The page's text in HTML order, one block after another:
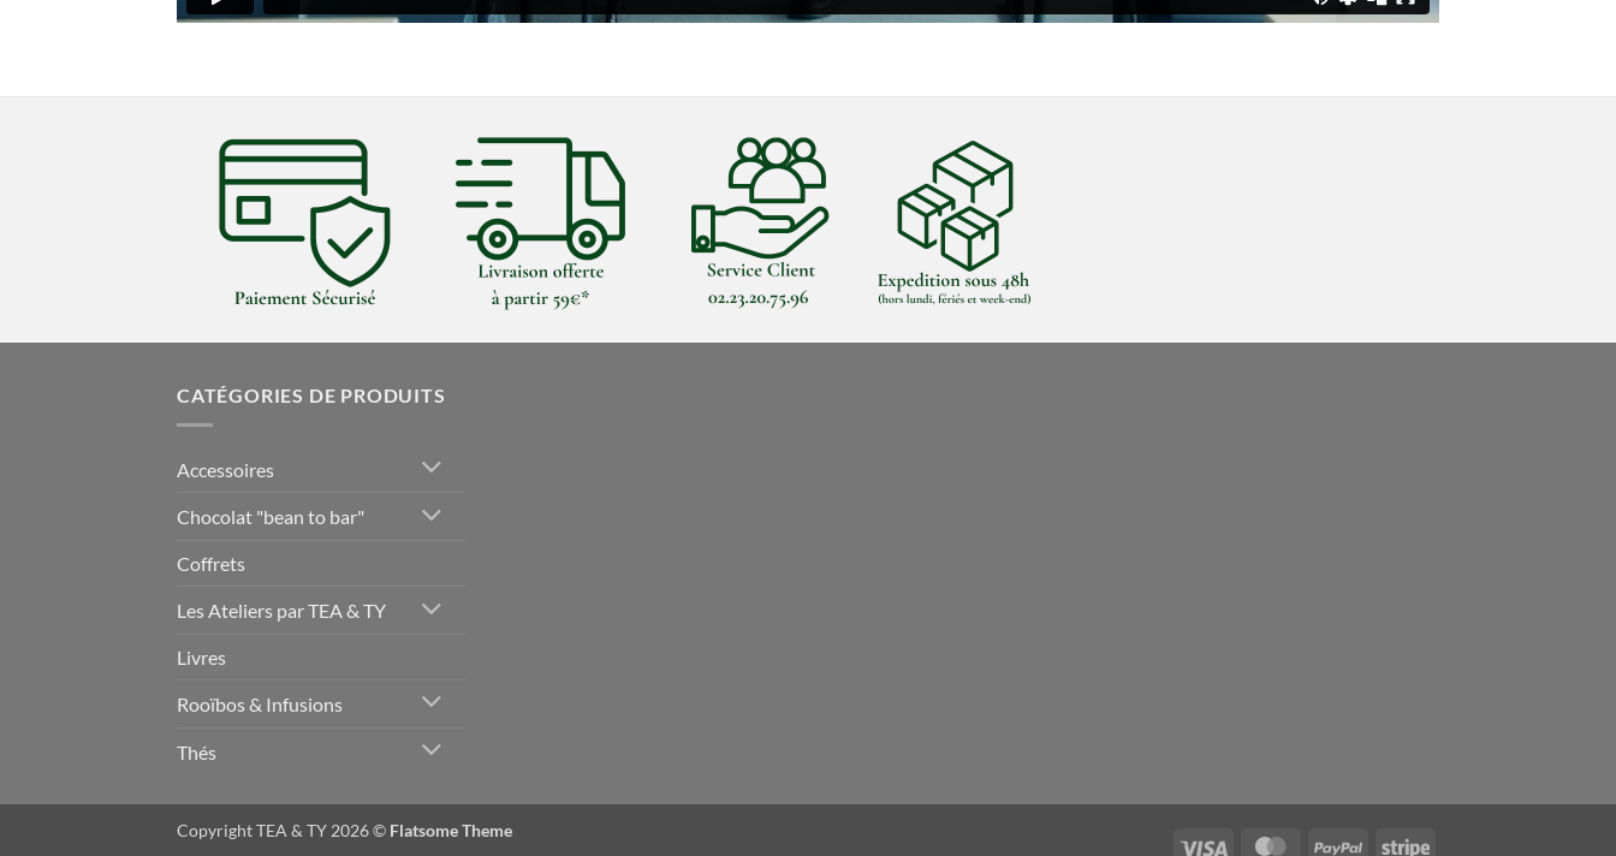
CATÉGORIES DE PRODUITS
Accessoires
Chocolat "bean to bar"
Coffrets
Les Ateliers par TEA & TY
Livres
Rooïbos & Infusions
Thés
Visa MasterCardPayPal Stripe
Copyright TEA & TY 2026 © Flatsome Theme